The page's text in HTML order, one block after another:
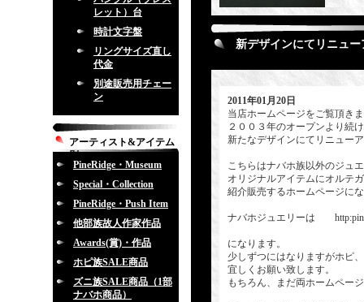
レット）台
時計文字盤
リングサイズ直し
代金
別途販売用チェー
ン
アーティスト&アイテム
別
PineRidge・Museum
Special・Collection
PineRidge・Push Item
他部族故人作家作品
Awards(賞)・作品
ホピ族SALE商品
ズニ族SALE商品（1部
ナバホ商品）
新デザインにてリニュ
2011年01月20日
当店ホームページをご覧頂き
２００３年のオープンより続
新たなデザインにてリニュー
こちらはナバホ族以外のジュ
オリジナルアイテムにオルテ
紹介販売するホームページに
ナバホジュエリーは
になります。
少しずつにはなりますがホピ
宜しくお願い致します。
もちろん、まだ両ホームペー